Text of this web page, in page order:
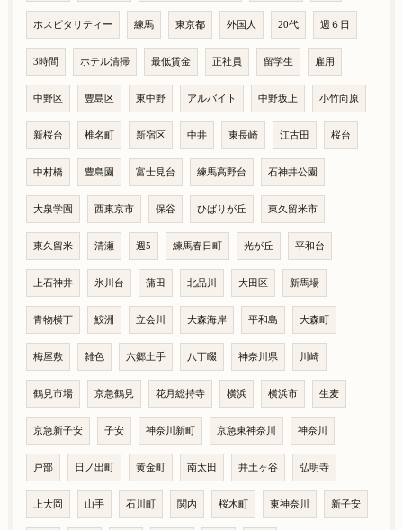
ホスピタリティー 練馬 東京都 外国人 20代 週６日
3時間 ホテル清掃 最低賃金 正社員 留学生 雇用
中野区 豊島区 東中野 アルバイト 中野坂上 小竹向原
新桜台 椎名町 新宿区 中井 東長崎 江古田 桜台
中村橋 豊島園 富士見台 練馬高野台 石神井公園
大泉学園 西東京市 保谷 ひばりが丘 東久留米市
東久留米 清瀬 週5 練馬春日町 光が丘 平和台
上石神井 氷川台 蒲田 北品川 大田区 新馬場
青物横丁 鮫洲 立会川 大森海岸 平和島 大森町
梅屋敷 雑色 六郷土手 八丁畷 神奈川県 川崎
鶴見市場 京急鶴見 花月総持寺 横浜 横浜市 生麦
京急新子安 子安 神奈川新町 京急東神奈川 神奈川
戸部 日ノ出町 黄金町 南太田 井土ヶ谷 弘明寺
上大岡 山手 石川町 関内 桜木町 東神奈川 新子安